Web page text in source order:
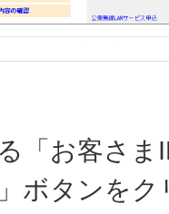
「お客さ
ボタンを